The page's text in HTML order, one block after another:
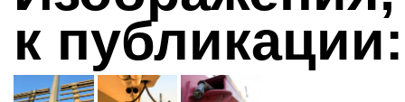
к публикации: